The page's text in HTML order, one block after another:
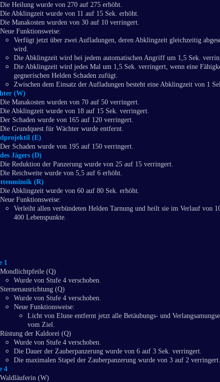
Die Heilung wurde von 270 auf 275 erhöht.
Die Abklingzeit wurde von 11 auf 15 Sek. erhöht.
Die Manakosten wurden von 30 auf 10 verringert.
Neue Funktionsweise:
Verfügt jetzt über zwei Aufladungen, deren Abklingzeit gleichzeitig
wird.
Die Abklingzeit wird bei jedem automatischen Angriff um 1,5 Sek.
Die Abklingzeit wird jedes Mal um 1,5 Sek. verringert, wenn eine
gegnerischen Helden Schaden zufügt.
Zwischen dem Einsatz der Aufladungen besteht eine Abklingzeit von 1
(W)
Die Manakosten wurden von 70 auf 50 verringert.
Die Abklingzeit wurde von 18 auf 15 Sek. verringert.
Der Schaden wurde von 165 auf 120 verringert.
Die Grundquest für Wächter wurde entfernt.
(E)
Der Schaden wurde von 195 auf 150 verringert.
Jägers (D)
Die Reduktion der Panzerung wurde von 25 auf 15 verringert.
Die Reichweite wurde von 5,5 auf 6 erhöht.
(R)
Die Abklingzeit wurde von 60 auf 80 Sek. erhöht.
Neue Funktionsweise:
Verleiht allen verbündeten Helden Tarnung und heilt sie im Verlauf von
400 Lebenspunkte.
1
Mondlichtpfeile (Q)
Wurde von Stufe 4 verschoben.
Sternenausrichtung (Q)
Wurde von Stufe 4 verschoben.
Neue Funktionsweise:
Licht von Elune entfernt jetzt alle Betäubungs- und
vom Ziel.
Rüstung der Kaldorei (Q)
Wurde von Stufe 4 verschoben.
Die Dauer der Zauberpanzerung wurde von 6 auf 3 Sek. verringert.
Die maximalen Stapel der Zauberpanzerung wurde von 3 auf 2 verringert.
4
Waldläuferin (W)